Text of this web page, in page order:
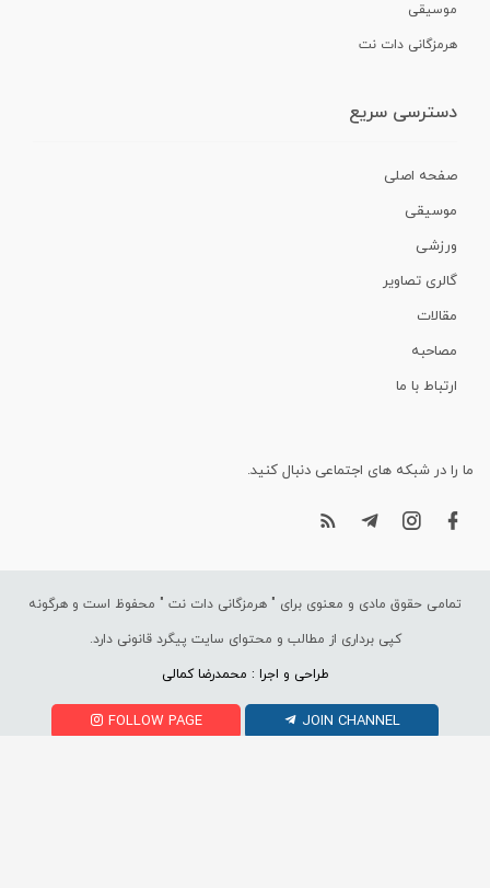
موسیقی
هرمزگانی دات نت
دسترسی سریع
صفحه اصلی
موسیقی
ورزشی
گالری تصاویر
مقالات
مصاحبه
ارتباط با ما
ما را در شبکه های اجتماعی دنبال کنید.
تمامی حقوق مادی و معنوی برای " هرمزگانی دات نت " محفوظ است و هرگونه
کپی برداری از مطالب و محتوای سایت پیگرد قانونی دارد.
طراحی و اجرا : محمدرضا کمالی
FOLLOW PAGE JOIN CHANNEL